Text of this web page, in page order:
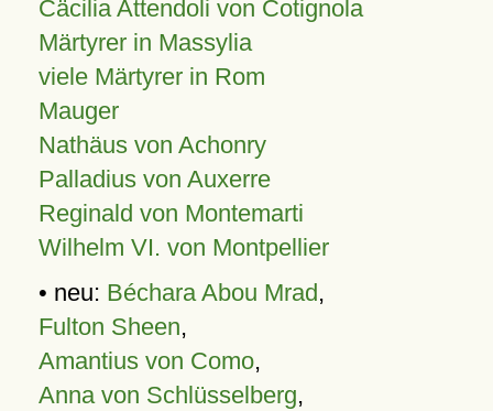
Cäcilia Attendoli von Cotignola
Märtyrer in Massylia
viele Märtyrer in Rom
Mauger
Nathäus von Achonry
Palladius von Auxerre
Reginald von Montemarti
Wilhelm VI. von Montpellier
• neu: Béchara Abou Mrad,
Fulton Sheen,
Amantius von Como,
Anna von Schlüsselberg,